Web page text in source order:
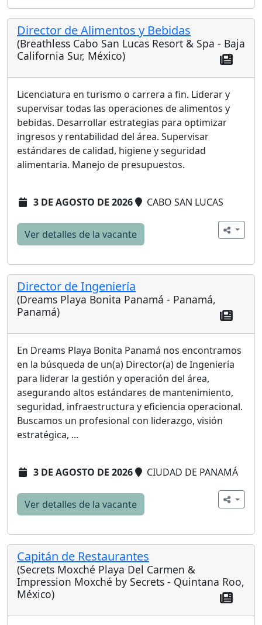
Director de Alimentos y Bebidas
(Breathless Cabo San Lucas Resort & Spa - Baja
California Sur, México)
Licenciatura en turismo o carrera a fin. Liderar y
supervisar todas las operaciones de alimentos y
bebidas. Desarrollar estrategias para optimizar
ingresos y rentabilidad del área. Supervisar
estándares de calidad, higiene y seguridad
alimentaria. Manejo de presupuestos.
3 DE AGOSTO DE 2026 CABO SAN LUCAS
Ver detalles de la vacante
Director de Ingeniería
(Dreams Playa Bonita Panamá - Panamá,
Panamá)
En Dreams Playa Bonita Panamá nos encontramos
en la búsqueda de un(a) Director(a) de Ingeniería
para liderar la gestión y operación del área,
asegurando altos estándares de mantenimiento,
seguridad, infraestructura y eficiencia operacional.
Buscamos un profesional con liderazgo, visión
estratégica, ...
3 DE AGOSTO DE 2026 CIUDAD DE PANAMÁ
Ver detalles de la vacante
Capitán de Restaurantes
(Secrets Moxché Playa Del Carmen &
Impression Moxché by Secrets - Quintana Roo,
México)